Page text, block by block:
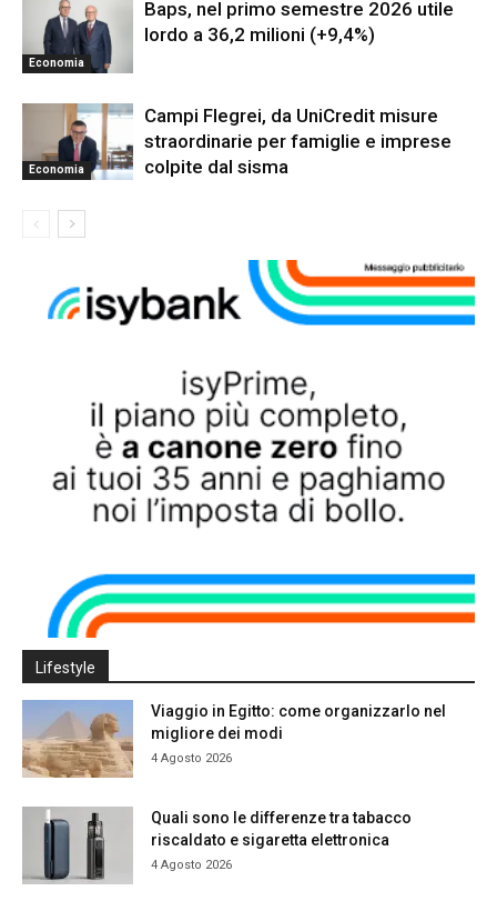
Economia
Baps, nel primo semestre 2026 utile
lordo a 36,2 milioni (+9,4%)
Economia
Campi Flegrei, da UniCredit misure
straordinarie per famiglie e imprese
colpite dal sisma
Lifestyle
Viaggio in Egitto: come organizzarlo nel
migliore dei modi
4 Agosto 2026
Quali sono le differenze tra tabacco
riscaldato e sigaretta elettronica
4 Agosto 2026